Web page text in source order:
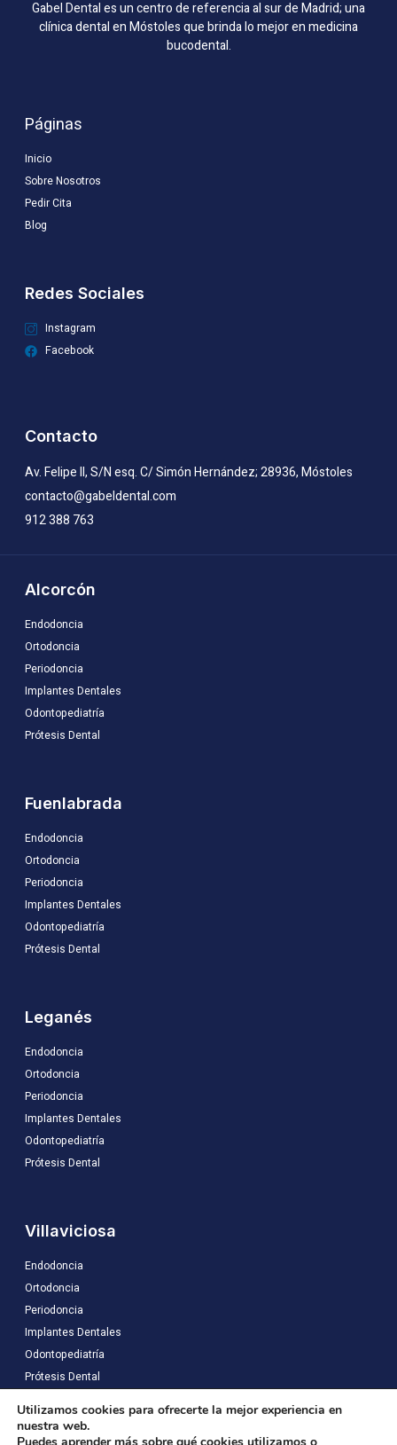
Gabel Dental es un centro de referencia al sur de Madrid; una
clínica dental en Móstoles que brinda lo mejor en medicina
bucodental.
Páginas
Inicio
Sobre Nosotros
Pedir Cita
Blog
Redes Sociales
Instagram
Facebook
Contacto
Av. Felipe II, S/N esq. C/ Simón Hernández; 28936, Móstoles
contacto@gabeldental.com
912 388 763
Alcorcón
Endodoncia
Ortodoncia
Periodoncia
Implantes Dentales
Odontopediatría
Prótesis Dental
Fuenlabrada
Endodoncia
Ortodoncia
Periodoncia
Implantes Dentales
Odontopediatría
Prótesis Dental
Leganés
Endodoncia
Ortodoncia
Periodoncia
Implantes Dentales
Odontopediatría
Prótesis Dental
Villaviciosa
Endodoncia
Ortodoncia
Periodoncia
Implantes Dentales
Odontopediatría
Prótesis Dental
Aviso LegalPolíticas de privacidadPolíticas de cookies
Utilizamos cookies para ofrecerte la mejor experiencia en
nuestra web.